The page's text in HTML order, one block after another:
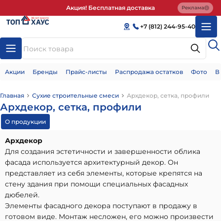
Акция! Бесплатная доставка Реклама
+7 (812) 244-95-40
Акции Бренды Прайс-листы Распродажа остатков Фото
Главная Сухие строительные смеси Архдекор, сетка, профили
Архдекор, сетка, профили
О продукции
Архдекор
Для создания эстетичности и завершенности облика
фасада используется архитектурный декор. Он
представляет из себя элементы, которые крепятся на
стену здания при помощи специальных фасадных
дюбелей.
Элементы фасадного декора поступают в продажу в
готовом виде. Монтаж несложен, его можно произвести